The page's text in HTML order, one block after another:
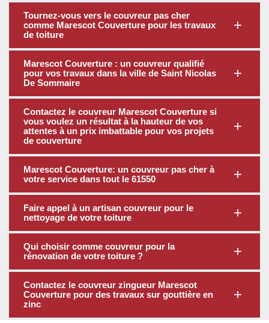
Tournez-vous vers le couvreur pas cher
comme Marescot Couverture pour les travaux
de toiture
Marescot Couverture : un couvreur qualifié
pour vos travaux dans la ville de Saint Nicolas
De Sommaire
Contactez le couvreur Marescot Couverture si
vous voulez un résultat à la hauteur de vos
attentes à un prix imbattable pour vos projets
de couverture
Marescot Couverture: un couvreur pas cher à
votre service dans tout le 61550
Faire appel à un artisan couvreur pour le
nettoyage de votre toiture
Qui choisir comme couvreur pour la
rénovation de votre toiture ?
Contactez le couvreur zingueur Marescot
Couverture pour des travaux sur gouttière en
zinc